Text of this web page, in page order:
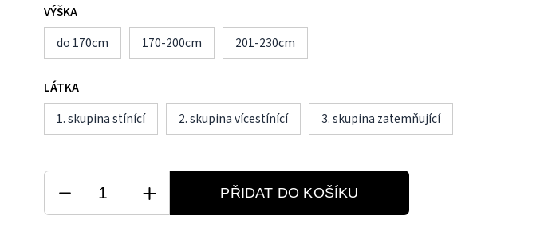
VÝŠKA
do 170cm
170-200cm 201-230cm
LÁTKA
1. skupina stínící
2. skupina vícestínící 3. skupina zatemňující
PŘIDAT DO KOŠÍKU